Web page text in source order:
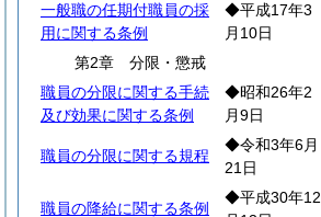
一般職の任期付職員の採
用に関する条例
◆平成17年3
月10日
第2章 分限・懲戒
職員の分限に関する手続
及び効果に関する条例
◆昭和26年2
月9日
職員の分限に関する規程
◆令和3年6月
21日
職員の降給に関する条例
◆平成30年12